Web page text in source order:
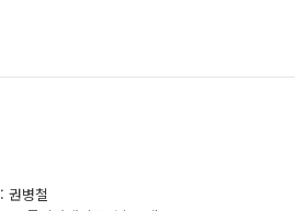
권병철